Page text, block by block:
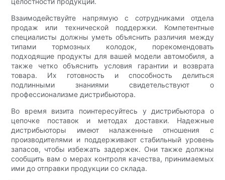
Взаимодействуйте напрямую с сотрудниками отдела
продаж или технической поддержки. Компетентные
специалисты должны уметь объяснить различия между
типами тормозных колодок, порекомендовать
подходящие продукты для вашей модели автомобиля, а
также четко объяснить условия гарантии и возврата
товара. Их готовность и способность делиться
подлинными знаниями свидетельствуют о
профессионализме дистрибьютора.
Во время визита поинтересуйтесь у дистрибьютора о
цепочке поставок и методах доставки. Надежные
дистрибьюторы имеют налаженные отношения с
производителями и поддерживают стабильный уровень
запасов, чтобы избежать задержек. Они также должны
сообщить вам о мерах контроля качества, принимаемых
ими до отправки продукции со склада.